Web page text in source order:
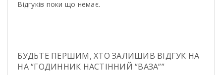
Відгуків поки що немає.
БУДЬТЕ ПЕРШИМ, ХТО ЗАЛИШИВ ВІДГУК НА
НА “ГОДИННИК НАСТІННИЙ “ВАЗА””